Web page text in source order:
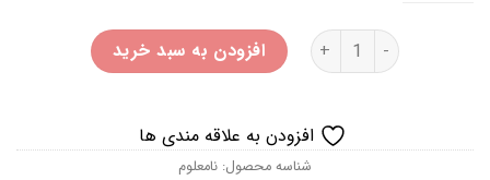
شورتک نوزادی لوپیلو عددافزودن به سبد خرید
افزودن به علاقه مندی ها
شناسه محصول: نامعلوم